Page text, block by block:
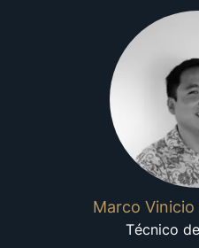
Marco
Técnico